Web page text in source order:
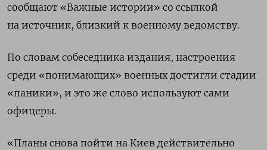
сообщают «Важные истории» со ссылкой
на источник, близкий к военному ведомству.
По словам собеседника издания, настроения
среди «понимающих» военных достигли стадии
«паники», и это же слово используют сами
офицеры.
«Планы снова пойти на Киев действительно